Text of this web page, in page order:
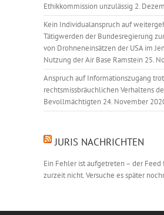
Ethikkommission unzulässig 2.
Kein Individualanspruch auf
Tätigwerden der Bundesregierung
von Drohneneinsätzen der USA im
Nutzung der Air Base Ramstein 25.
Anspruch auf Informationszugang
rechtsmissbräuchlichen Verhaltens
Bevollmächtigten 24. November
JURIS NACHRICHTEN
Ein Fehler ist aufgetreten – der
zurzeit nicht. Versuche es später